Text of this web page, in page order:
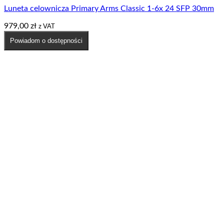
Luneta celownicza Primary Arms Classic 1-6x 24 SFP 30mm
979,00 zł z VAT
Powiadom o dostępności